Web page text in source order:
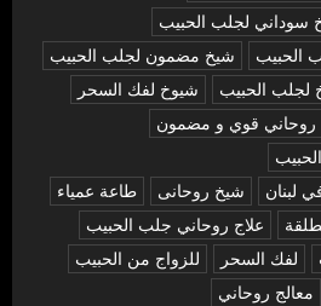
سوداني لجلب الحبيب
الحبيب
شيخ مضمون لجلب الحبيب
لجلب الحبيب
شيوخ لفك السحر
روحاني قوي و مضمون
لبنان
شیخ روحانی
طاعة عمياء
علاج روحاني جلب الحبيب
لفك السحر
للزواج من الحبيب
معالج روحاني